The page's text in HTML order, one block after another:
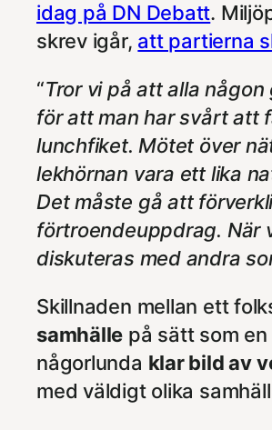
idag på DN Debatt.
skrev igår, att partierna
“Tror vi på att alla
för att man har svårt att
lunchfiket. Mötet över
lekhörnan vara ett lika
Det måste gå att
förtroendeuppdrag. När
diskuteras med andra
Skillnaden mellan ett
samhälle på sätt som
någorlunda klar bild av
med väldigt olika